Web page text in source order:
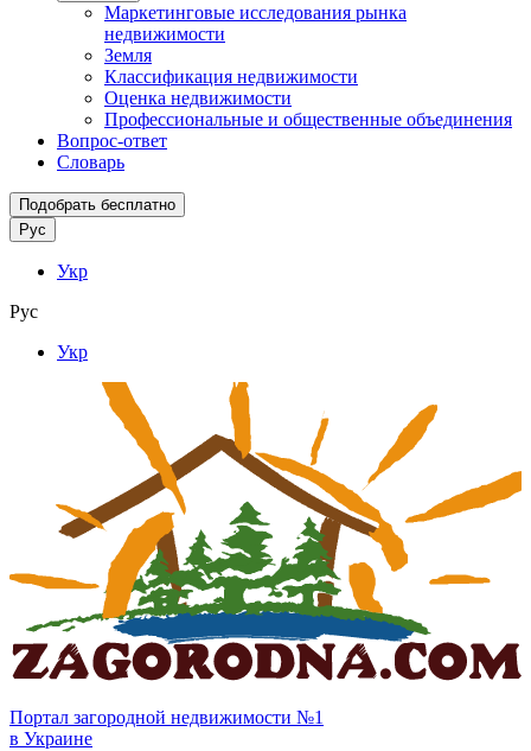
Маркетинговые исследования рынка
недвижимости
Земля
Классификация недвижимости
Оценка недвижимости
Профессиональные и общественные объединения
Вопрос-ответ
Словарь
Подобрать бесплатно
Рус
Укр
Рус
Укр
Портал загородной недвижимости №1
в Украине